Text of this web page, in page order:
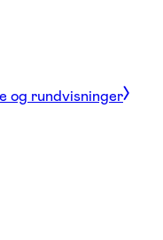
og rundvisninger